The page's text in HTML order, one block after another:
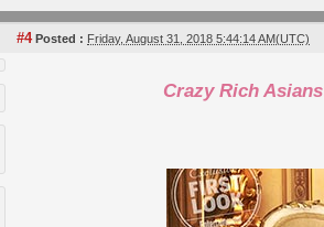
#4Posted : Friday, August 31, 2018 5:44:14 AM(UTC)
Crazy Rich Asians